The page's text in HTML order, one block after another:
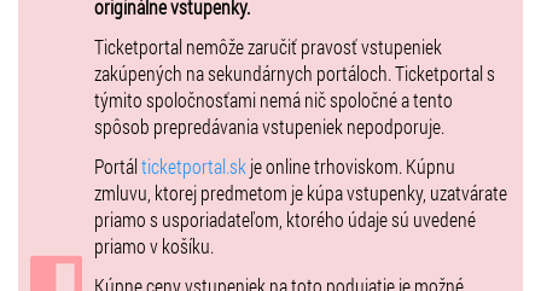
umeniu tlieskali diváci na celom svete ˗ od New Yorku, Pekingu,
Londýna, Ríma po Tokio a ďalšie svetové metropoly.
Pozitívne, niekedy až nadšené ohlasy vo svetových periodikách, ako
New York Times, El Pais, China Daily, či Helsingin Sanomat, sú
zárukou zážitku, na ktorý sa môžu tešiť diváci vo svete a v Bratislave,
ale aj v iných slovenských mestách.
Orchester Cigánski diabli
- prináša originálne nové virtuózne skladby, fúzie a jedinečné
aranžmány, v ktorých sa snúbia nezvyčajné hudobné kombinácie s
originálne vstupenky.
Ticketportal nemôže zaručiť pravosť vstupeniek
zakúpených na sekundárnych portáloch. Ticketportal s
týmito spoločnosťami nemá nič spoločné a tento
spôsob prepredávania vstupeniek nepodporuje.
Portálticketportal.sk je online trhoviskom. Kúpnu
zmluvu, ktorej predmetom je kúpa vstupenky, uzatvárate
priamo s usporiadateľom, ktorého údaje sú uvedené
priamo v košíku.
Kúpne ceny vstupeniek na toto podujatie je možné